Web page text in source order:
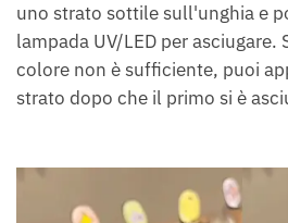
uno strato sottile sull'unghia e
lampada UV/LED per asciugare.
colore non è sufficiente, puoi
strato dopo che il primo si è